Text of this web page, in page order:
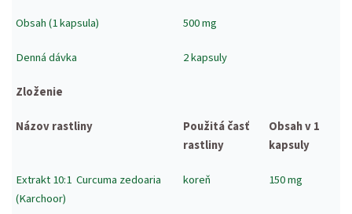
Obsah (1 kapsula) 500 mg
Denná dávka 2 kapsuly
Zloženie
Názov rastliny
Použitá časť
rastliny
Obsah v 1
kapsuly
Extrakt 10:1 Curcuma zedoaria
(Karchoor)
koreň 150 mg